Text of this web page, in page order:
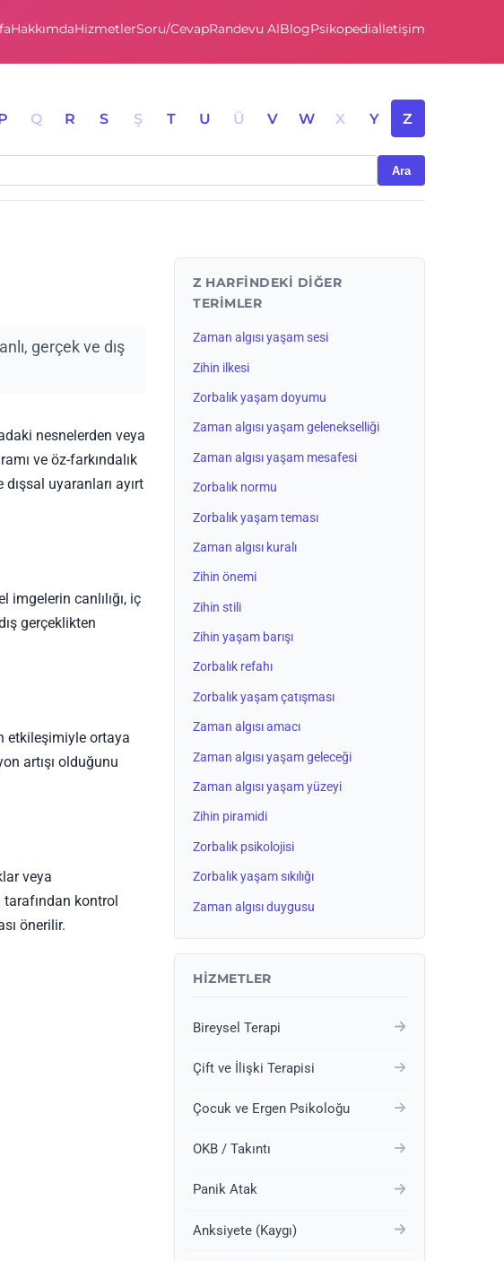
HakkımdaHizmetlerSoru/CevapRandevu AlBlogPsikopediaİletişim
Q R S Ş T U Ü V W X Y Z
Ara
gerçek ve dış
nesnelerden veya
ve öz-farkındalık
uyaranları ayırt
canlılığı, iç
gerçeklikten
etkileşimiyle ortaya
artışı olduğunu
veya
kontrol
önerilir.
Z HARFINDEKI DIĞER
TERIMLER
Zaman algısı yaşam sesi
Zihin ilkesi
Zorbalık yaşam doyumu
Zaman algısı yaşam gelenekselliği
Zaman algısı yaşam mesafesi
Zorbalık normu
Zorbalık yaşam teması
Zaman algısı kuralı
Zihin önemi
Zihin stili
Zihin yaşam barışı
Zorbalık refahı
Zorbalık yaşam çatışması
Zaman algısı amacı
Zaman algısı yaşam geleceği
Zaman algısı yaşam yüzeyi
Zihin piramidi
Zorbalık psikolojisi
Zorbalık yaşam sıkılığı
Zaman algısı duygusu
HIZMETLER
Bireysel Terapi
Çift ve İlişki Terapisi
Çocuk ve Ergen Psikoloğu
OKB / Takıntı
Panik Atak
Anksiyete (Kaygı)